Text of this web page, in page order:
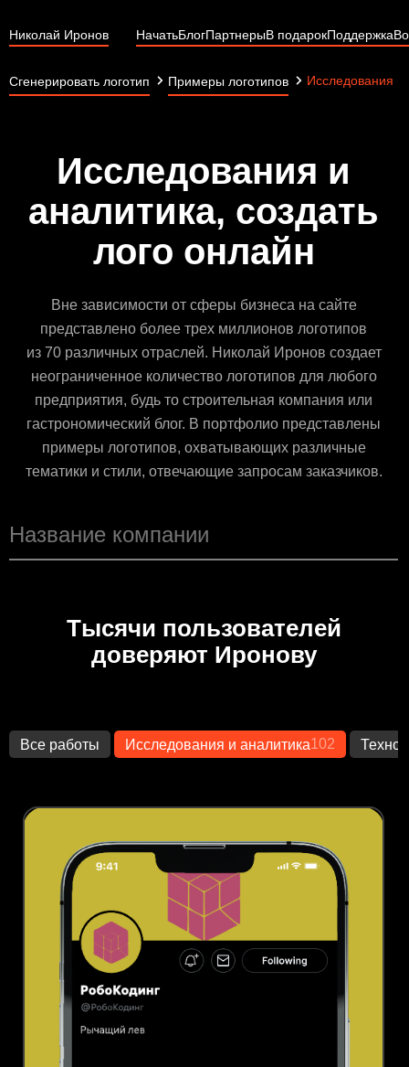
Николай Иронов НачатьБлогПартнерыВ подарокПоддержка
Сгенерировать логотип Примеры логотипов Исследования и
Исследования и
аналитика, создать
лого онлайн
Вне зависимости от сферы бизнеса на сайте
представлено более трех миллионов логотипов
из 70 различных отраслей. Николай Иронов создает
неограниченное количество логотипов для любого
предприятия, будь то строительная компания или
гастрономический блог. В портфолио представлены
примеры логотипов, охватывающих различные
тематики и стили, отвечающие запросам заказчиков.
Тысячи пользователей
доверяют Иронову
Все работы Исследования и аналитика102